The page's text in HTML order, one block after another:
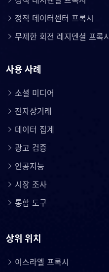
정적 데이터센터 프록시
무제한 회전 레지덴셜 프록시
사용 사례
소셜 미디어
전자상거래
데이터 집계
광고 검증
인공지능
시장 조사
통합 도구
상위 위치
이스라엘 프록시